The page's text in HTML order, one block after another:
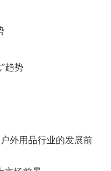
趋势
外用品行业的发展前